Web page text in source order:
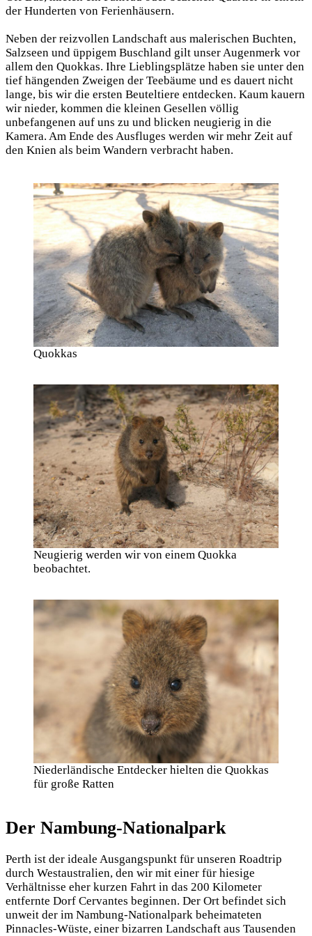
der Hunderten von Ferienhäusern.
Neben der reizvollen Landschaft aus malerischen Buchten,
Salzseen und üppigem Buschland gilt unser Augenmerk vor
allem den Quokkas. Ihre Lieblingsplätze haben sie unter den
tief hängenden Zweigen der Teebäume und es dauert nicht
lange, bis wir die ersten Beuteltiere entdecken. Kaum kauern
wir nieder, kommen die kleinen Gesellen völlig
unbefangenen auf uns zu und blicken neugierig in die
Kamera. Am Ende des Ausfluges werden wir mehr Zeit auf
den Knien als beim Wandern verbracht haben.
Quokkas
Neugierig werden wir von einem Quokka
beobachtet.
Niederländische Entdecker hielten die Quokkas
für große Ratten
Der Nambung-Nationalpark
Perth ist der ideale Ausgangspunkt für unseren Roadtrip
durch Westaustralien, den wir mit einer für hiesige
Verhältnisse eher kurzen Fahrt in das 200 Kilometer
entfernte Dorf Cervantes beginnen. Der Ort befindet sich
unweit der im Nambung-Nationalpark beheimateten
Pinnacles-Wüste, einer bizarren Landschaft aus Tausenden